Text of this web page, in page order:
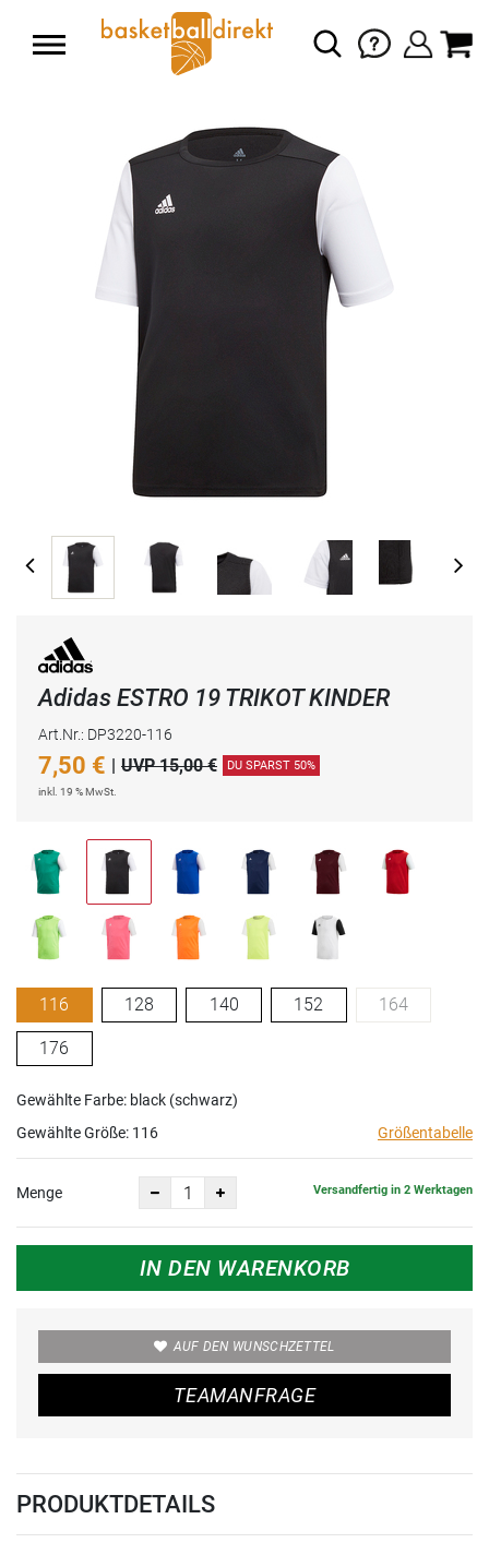
Adidas ESTRO 19 TRIKOT KINDER
Art.Nr.: DP3220-116
7,50 € | UVP 15,00 € DU SPARST 50%
inkl. 19 % MwSt.
116 128 140 152 164
176
Gewählte Farbe: black (schwarz)
Gewählte Größe: 116 Größentabelle
Menge Versandfertig in 2 Werktagen
IN DEN WARENKORB
AUF DEN WUNSCHZETTEL
TEAMANFRAGE
PRODUKTDETAILS